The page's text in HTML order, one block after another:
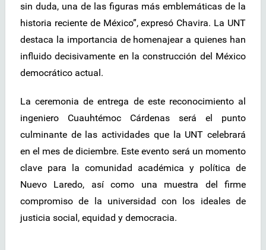
sin duda, una de las figuras más emblemáticas de la
historia reciente de México”, expresó Chavira. La UNT
destaca la importancia de homenajear a quienes han
influido decisivamente en la construcción del México
democrático actual.
La ceremonia de entrega de este reconocimiento al
ingeniero Cuauhtémoc Cárdenas será el punto
culminante de las actividades que la UNT celebrará
en el mes de diciembre. Este evento será un momento
clave para la comunidad académica y política de
Nuevo Laredo, así como una muestra del firme
compromiso de la universidad con los ideales de
justicia social, equidad y democracia.